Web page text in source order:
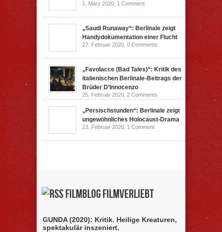
1. März 2020, 1 Comment
„Saudi Runaway“: Berlinale zeigt
Handydokumentation einer Flucht
27. Februar 2020, 0 Comments
„Favolacce (Bad Tales)“: Kritik des
italienischen Berlinale-Beitrags der
Brüder D’Innocenzo
25. Februar 2020, 2 Comments
„Persischstunden“: Berlinale zeigt
ungewöhnliches Holocaust-Drama
23. Februar 2020, 1 Comment
Filmblog filmverliebt
GUNDA (2020): Kritik. Heilige Kreaturen,
spektakulär inszeniert.